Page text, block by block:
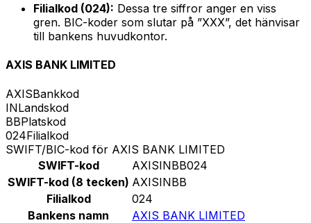
Filialkod (024): Dessa tre siffror anger en viss
gren. BIC-koder som slutar på ”XXX”, det hänvisar
till bankens huvudkontor.
AXIS BANK LIMITED
AXISBankkod
INLandskod
BBPlatskod
024Filialkod
SWIFT/BIC-kod för AXIS BANK LIMITED
SWIFT-kod
AXISINBB024
SWIFT-kod (8 tecken) AXISINBB
Filialkod
024
Bankens namn
AXIS BANK LIMITED